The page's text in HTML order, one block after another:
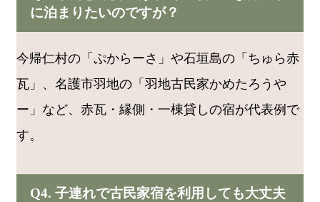
に泊まりたいのですが？
今帰仁村の「ぷからーさ」や石垣島の「ちゅら赤
瓦」、名護市羽地の「羽地古民家かめたろうや
ー」など、赤瓦・縁側・一棟貸しの宿が代表例で
す。
Q4. 子連れで古民家宿を利用しても大丈夫